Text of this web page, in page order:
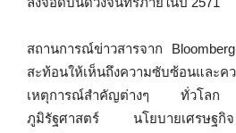
สถานการณ์ข่าวสารจาก
สะท้อนให้เห็นถึงความซับซ้อนและค
เหตุการณ์สำคัญต่างๆ ทั่วโลก
ภูมิรัฐศาสตร์ นโยบายเศรษฐ